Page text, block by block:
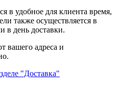
в удобное для клиента время,
также осуществляется в
в день доставки.
вашего адреса и
"Доставка"